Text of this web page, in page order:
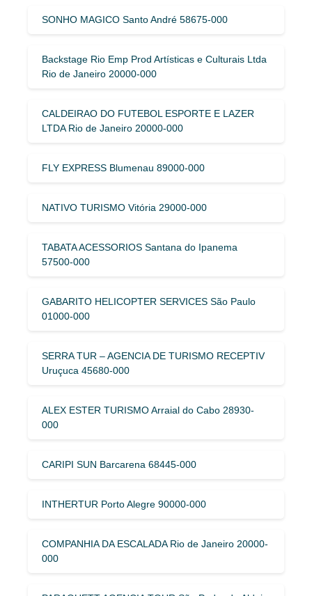
SONHO MAGICO Santo André 58675-000
Backstage Rio Emp Prod Artísticas e Culturais Ltda
Rio de Janeiro 20000-000
CALDEIRAO DO FUTEBOL ESPORTE E LAZER
LTDA Rio de Janeiro 20000-000
FLY EXPRESS Blumenau 89000-000
NATIVO TURISMO Vitória 29000-000
TABATA ACESSORIOS Santana do Ipanema
57500-000
GABARITO HELICOPTER SERVICES São Paulo
01000-000
SERRA TUR – AGENCIA DE TURISMO RECEPTIV
Uruçuca 45680-000
ALEX ESTER TURISMO Arraial do Cabo 28930-
000
CARIPI SUN Barcarena 68445-000
INTHERTUR Porto Alegre 90000-000
COMPANHIA DA ESCALADA Rio de Janeiro 20000-
000